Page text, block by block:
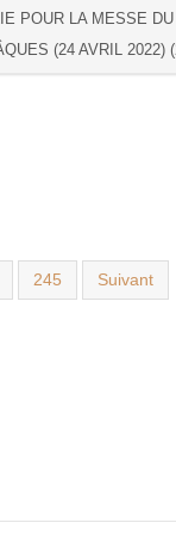
POUR LA MESSE DU
(24 AVRIL 2022)
245 Suivant